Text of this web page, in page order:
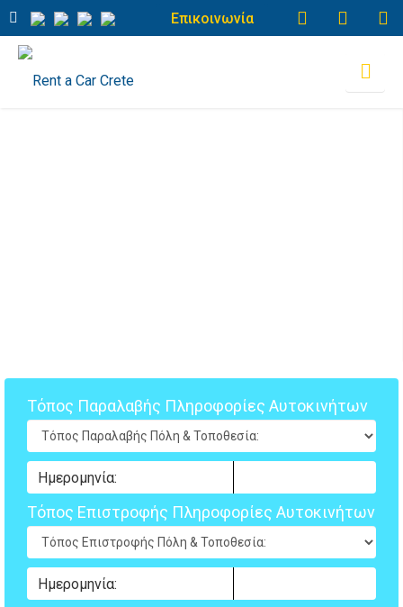
Επικοινωνία
Τόπος Παραλαβής Πληροφορίες Αυτοκινήτων
Τόπος Επιστροφής Πληροφορίες Αυτοκινήτων